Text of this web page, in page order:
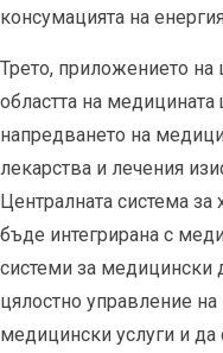
консумацията на
Трето, приложението на
областта на
напредването на
лекарства и лечения
Централната система
бъде интегрирана с
системи за медицински
цялостно управление
медицински услуги и да